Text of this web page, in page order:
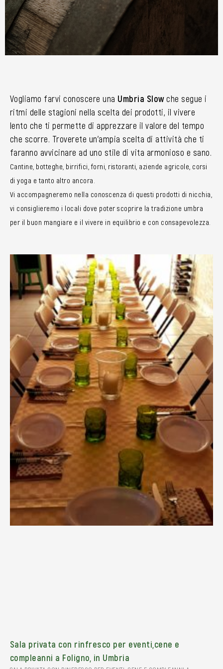
Vogliamo farvi conoscere una Umbria Slowche segue i
ritmi delle stagioni nella scelta dei prodotti, il vivere
lento che ti permette di apprezzare il valore del tempo
che scorre. Troverete un’ampia scelta di attività che ti
faranno avvicinare ad uno stile di vita armonioso e sano.
Cantine, botteghe, birrifici, forni, ristoranti, aziende agricole, corsi
di yoga e tanto altro ancora.
Vi accompagneremo nella conoscenza di questi prodotti di nicchia,
vi consiglieremo i locali dove poter scoprire la tradizione umbra
per il buon mangiare e il vivere in equilibrio e con consapevolezza.
Sala privata con rinfresco per eventi,cene e
compleanni a Foligno, in Umbria